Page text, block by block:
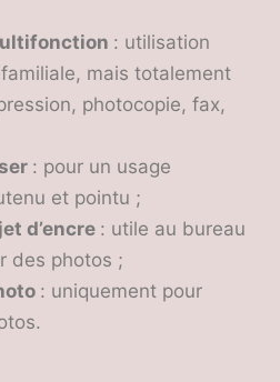
: utilisation
mais totalement
photocopie, fax,
: pour un usage
et pointu ;
d’encre : utile au bureau
des photos ;
: uniquement pour